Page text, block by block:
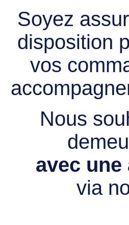
Soyez
disposition
vos
Nous
avec
via